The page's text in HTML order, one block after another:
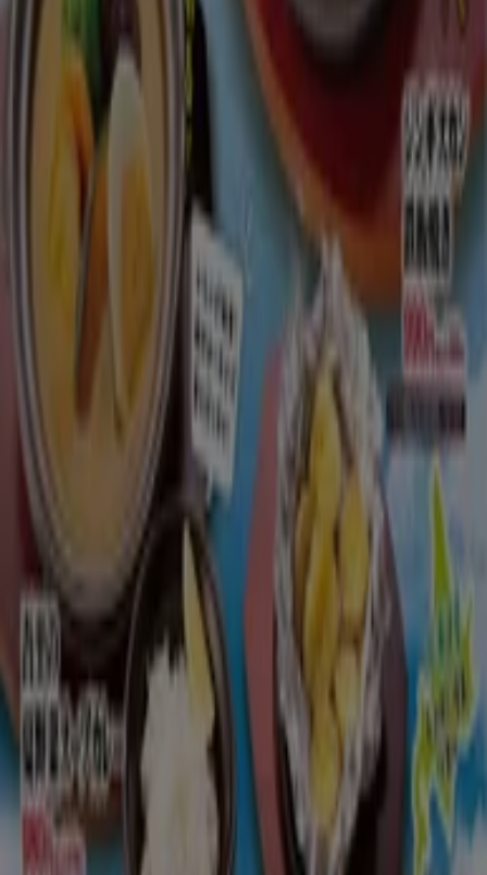
-3 日数
8/10 日まで有効 北九州市
とりあえず吾平
7月１５日～北の味覚が満載！夏の北海道フェ
8/31 日まで有効 北九州市
広告